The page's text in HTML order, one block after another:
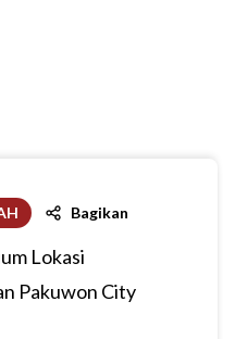
Bagikan
Lokasi
Pakuwon City